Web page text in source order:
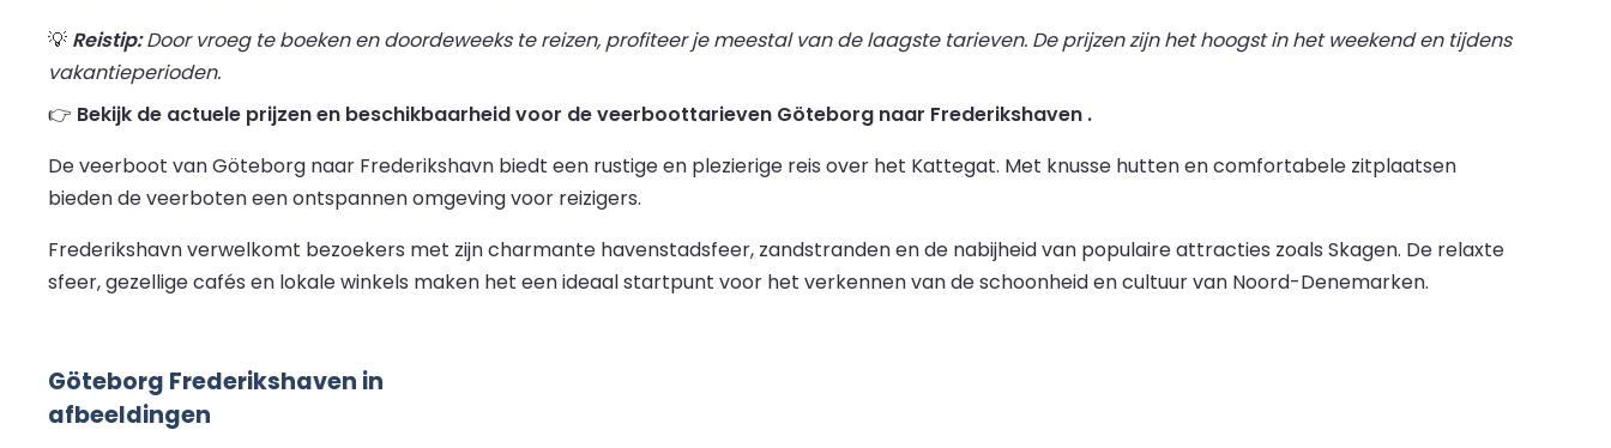
💡 Reistip:Door vroeg te boeken en doordeweeks te reizen, profiteer je meestal van de laagste tarieven. De prijzen zijn het hoogst in het weekend en tijdens
vakantieperioden.
👉 Bekijk de actuele prijzen en beschikbaarheid voor de veerboottarieven Göteborg naar Frederikshaven .
De veerboot van Göteborg naar Frederikshavn biedt een rustige en plezierige reis over het Kattegat. Met knusse hutten en comfortabele zitplaatsen
bieden de veerboten een ontspannen omgeving voor reizigers.
Frederikshavn verwelkomt bezoekers met zijn charmante havenstadsfeer, zandstranden en de nabijheid van populaire attracties zoals Skagen. De relaxte
sfeer, gezellige cafés en lokale winkels maken het een ideaal startpunt voor het verkennen van de schoonheid en cultuur van Noord-Denemarken.
Göteborg Frederikshaven in
afbeeldingen